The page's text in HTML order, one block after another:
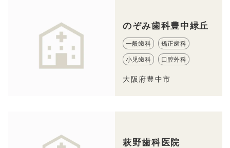
のぞみ歯科豊中緑丘
一般歯科 矯正歯科
小児歯科 口腔外科
大阪府豊中市
萩野歯科医院